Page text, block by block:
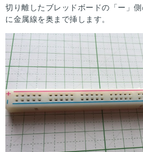
切り離したブレッドボードの「ー」
に金属線を奥まで挿します。